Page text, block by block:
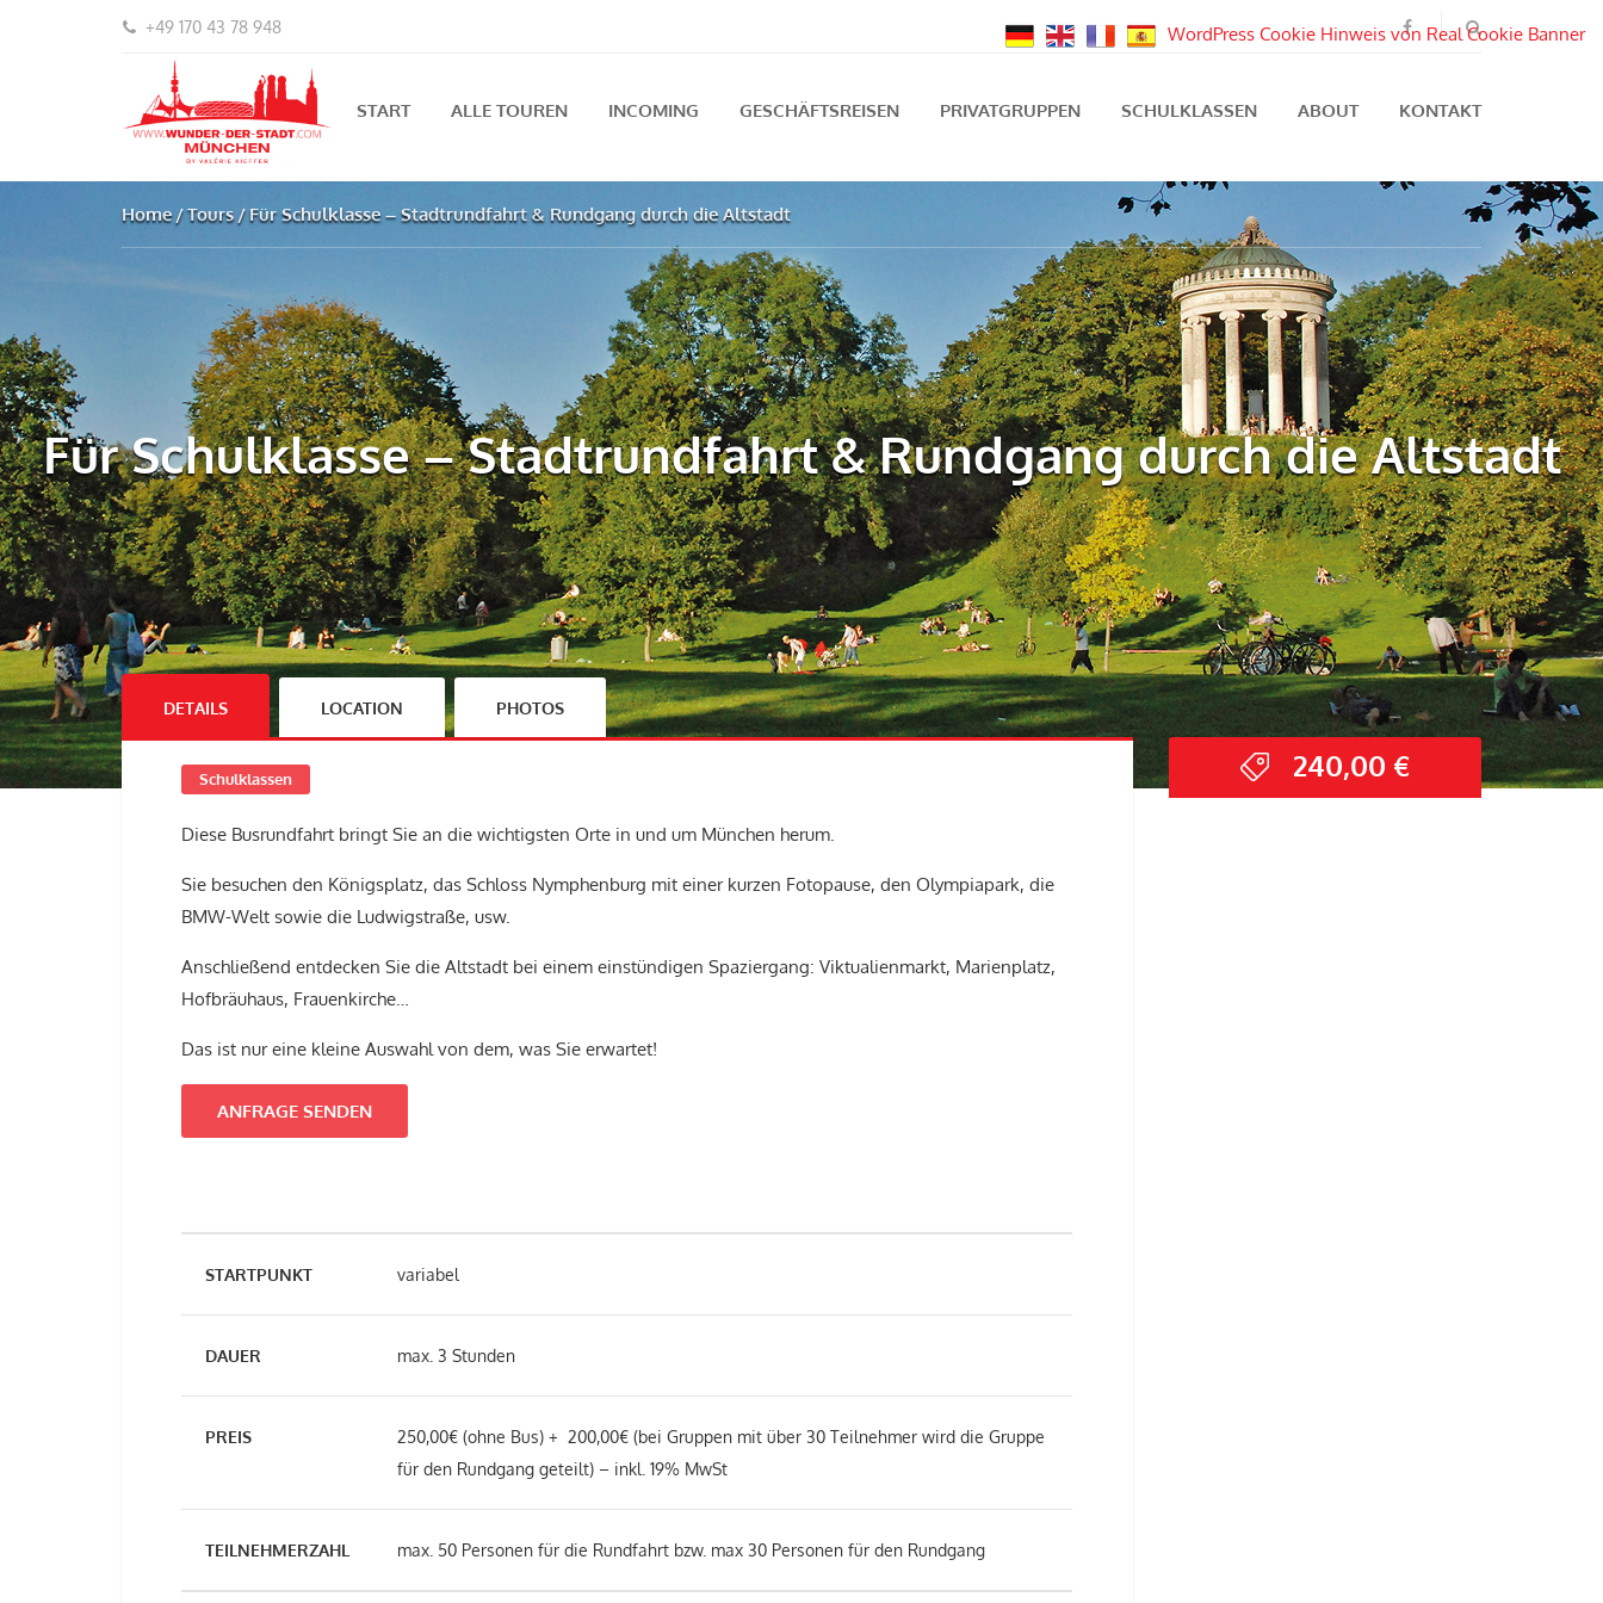
+49 170 43 78 948
START ALLE TOUREN INCOMING GESCHÄFTSREISEN PRIVATGRUPPEN SCHULKLASSEN ABOUT KONTAKT
Home Tours Für Schulklasse – Stadtrundfahrt & Rundgang durch die Altstadt
Für Schulklasse – Stadtrundfahrt & Rundgang durch die Altstadt
DETAILS LOCATION PHOTOS
Schulklassen
Diese Busrundfahrt bringt Sie an die wichtigsten Orte in und um München herum.
Sie besuchen den Königsplatz, das Schloss Nymphenburg mit einer kurzen Fotopause, den Olympiapark, die
BMW-Welt sowie die Ludwigstraße, usw.
Anschließend entdecken Sie die Altstadt bei einem einstündigen Spaziergang: Viktualienmarkt, Marienplatz,
Hofbräuhaus, Frauenkirche…
Das ist nur eine kleine Auswahl von dem, was Sie erwartet!
ANFRAGE SENDEN
STARTPUNKT variabel
DAUER max. 3 Stunden
PREIS 250,00€ (ohne Bus) + 200,00€ (bei Gruppen mit über 30 Teilnehmer wird die Gruppe
für den Rundgang geteilt) – inkl. 19% MwSt
TEILNEHMERZAHL max. 50 Personen für die Rundfahrt bzw. max 30 Personen für den Rundgang
240,00 €
WordPress Cookie Hinweis von Real Cookie Banner